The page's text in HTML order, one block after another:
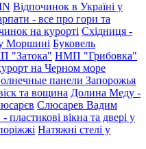
Відпочинок в Україні у
- все про гори та
на курорті Східниця -
Моршині Буковель
"Затока" НМП "Грибовка"
на Черном море
панели Запорожья
та вощина Долина Меду -
Слюсарев Вадим
пластикові вікна та двері у
Натяжні стелі у